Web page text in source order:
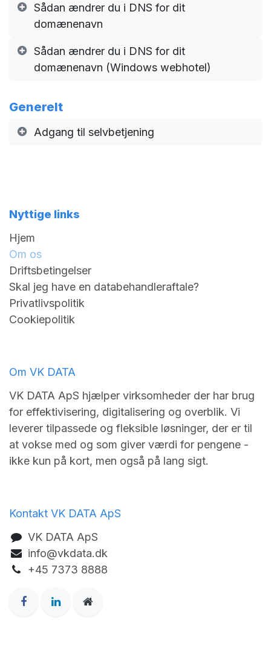
Sådan ændrer du i DNS for dit
domænenavn
Sådan ændrer du i DNS for dit
domænenavn (Windows webhotel)
Generelt
Adgang til selvbetjening
Nyttige links
Hjem
Om os
Driftsbetingelser
Skal jeg have en databehandleraftale?
Privatlivspolitik
Cookiepolitik
Om VK DATA
VK DATA ApS hjælper virksomheder der har brug
for effektivisering, digitalisering og overblik. Vi
leverer tilpassede og fleksible løsninger, der er til
at vokse med og som giver værdi for pengene -
ikke kun på kort, men også på lang sigt.
Kontakt VK DATA ApS
VK DA​TA ApS
info@vkdata.dk
+45 7373 8888